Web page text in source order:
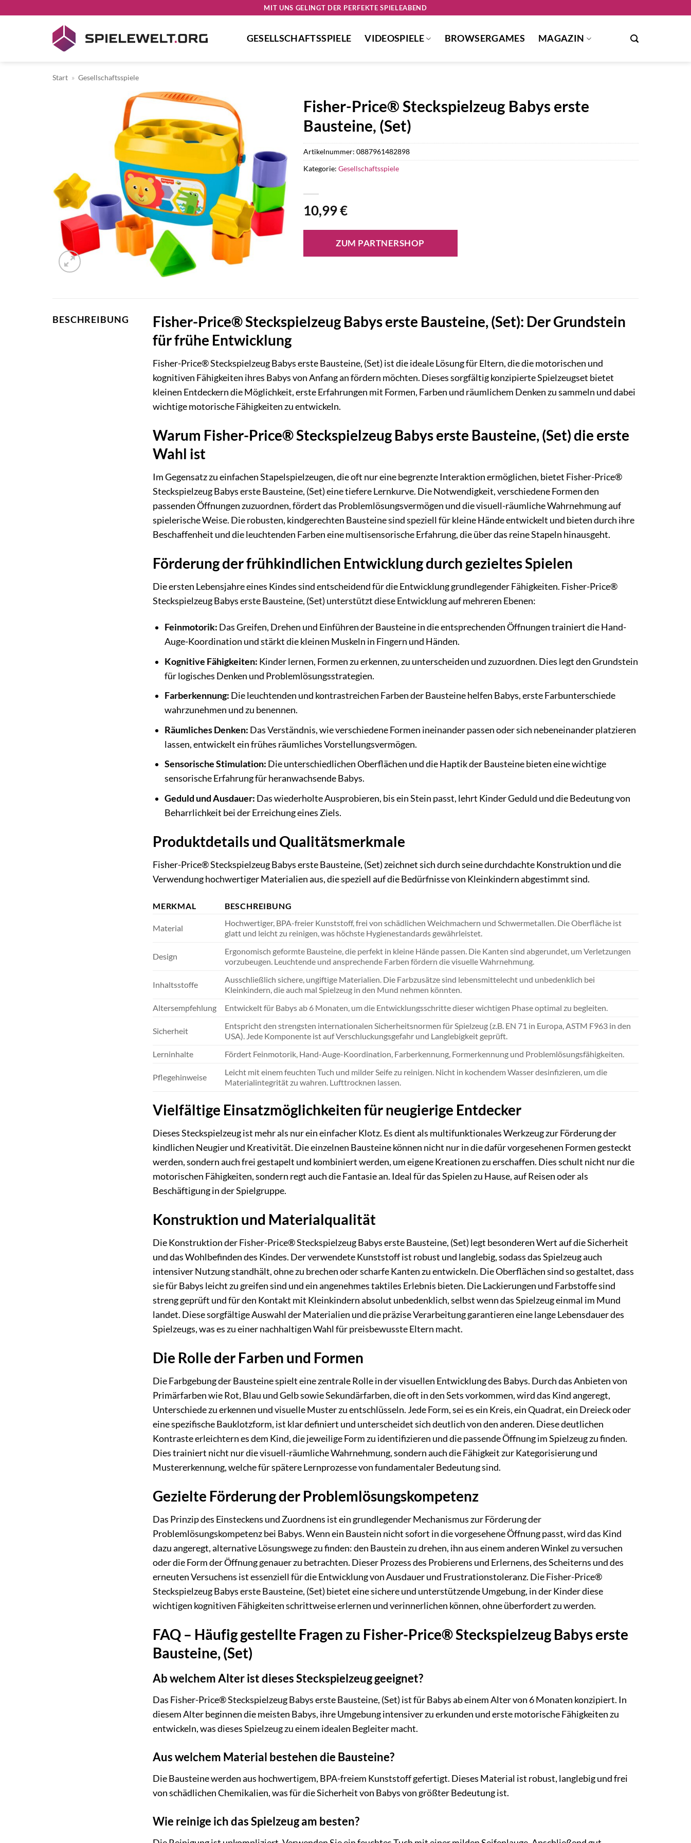
MIT UNS GELINGT DER PERFEKTE SPIELEABEND
GESELLSCHAFTSSPIELE VIDEOSPIELE BROWSERGAMES MAGAZIN
Start » Gesellschaftsspiele
Fisher-Price® Steckspielzeug Babys erste
Bausteine, (Set)
10,99€
ZUM PARTNERSHOP
Artikelnummer: 0887961482898
Kategorie: Gesellschaftsspiele
BESCHREIBUNG
Fisher-Price® Steckspielzeug Babys erste Bausteine, (Set): Der Grundstein
für frühe Entwicklung
Fisher-Price® Steckspielzeug Babys erste Bausteine, (Set) ist die ideale Lösung für Eltern, die die motorischen und
kognitiven Fähigkeiten ihres Babys von Anfang an fördern möchten. Dieses sorgfältig konzipierte Spielzeugset bietet
kleinen Entdeckern die Möglichkeit, erste Erfahrungen mit Formen, Farben und räumlichem Denken zu sammeln und dabei
wichtige motorische Fähigkeiten zu entwickeln.
Warum Fisher-Price® Steckspielzeug Babys erste Bausteine, (Set) die erste
Wahl ist
Im Gegensatz zu einfachen Stapelspielzeugen, die oft nur eine begrenzte Interaktion ermöglichen, bietet Fisher-Price®
Steckspielzeug Babys erste Bausteine, (Set) eine tiefere Lernkurve. Die Notwendigkeit, verschiedene Formen den
passenden Öffnungen zuzuordnen, fördert das Problemlösungsvermögen und die visuell-räumliche Wahrnehmung auf
spielerische Weise. Die robusten, kindgerechten Bausteine sind speziell für kleine Hände entwickelt und bieten durch ihre
Beschaffenheit und die leuchtenden Farben eine multisensorische Erfahrung, die über das reine Stapeln hinausgeht.
Förderung der frühkindlichen Entwicklung durch gezieltes Spielen
Die ersten Lebensjahre eines Kindes sind entscheidend für die Entwicklung grundlegender Fähigkeiten. Fisher-Price®
Steckspielzeug Babys erste Bausteine, (Set) unterstützt diese Entwicklung auf mehreren Ebenen:
Feinmotorik: Das Greifen, Drehen und Einführen der Bausteine in die entsprechenden Öffnungen trainiert die Hand-
Auge-Koordination und stärkt die kleinen Muskeln in Fingern und Händen.
Kognitive Fähigkeiten: Kinder lernen, Formen zu erkennen, zu unterscheiden und zuzuordnen. Dies legt den Grundstein
für logisches Denken und Problemlösungsstrategien.
Farberkennung: Die leuchtenden und kontrastreichen Farben der Bausteine helfen Babys, erste Farbunterschiede
wahrzunehmen und zu benennen.
Räumliches Denken: Das Verständnis, wie verschiedene Formen ineinander passen oder sich nebeneinander platzieren
lassen, entwickelt ein frühes räumliches Vorstellungsvermögen.
Sensorische Stimulation: Die unterschiedlichen Oberflächen und die Haptik der Bausteine bieten eine wichtige
sensorische Erfahrung für heranwachsende Babys.
Geduld und Ausdauer: Das wiederholte Ausprobieren, bis ein Stein passt, lehrt Kinder Geduld und die Bedeutung von
Beharrlichkeit bei der Erreichung eines Ziels.
Produktdetails und Qualitätsmerkmale
Fisher-Price® Steckspielzeug Babys erste Bausteine, (Set) zeichnet sich durch seine durchdachte Konstruktion und die
Verwendung hochwertiger Materialien aus, die speziell auf die Bedürfnisse von Kleinkindern abgestimmt sind.
MERKMAL BESCHREIBUNG
Material
Hochwertiger, BPA-freier Kunststoff, frei von schädlichen Weichmachern und Schwermetallen. Die Oberfläche ist
glatt und leicht zu reinigen, was höchste Hygienestandards gewährleistet.
Design
Ergonomisch geformte Bausteine, die perfekt in kleine Hände passen. Die Kanten sind abgerundet, um Verletzungen
vorzubeugen. Leuchtende und ansprechende Farben fördern die visuelle Wahrnehmung.
Inhaltsstoffe
Ausschließlich sichere, ungiftige Materialien. Die Farbzusätze sind lebensmittelecht und unbedenklich bei
Kleinkindern, die auch mal Spielzeug in den Mund nehmen könnten.
Altersempfehlung
Entwickelt für Babys ab 6 Monaten, um die Entwicklungsschritte dieser wichtigen Phase optimal zu begleiten.
Sicherheit
Entspricht den strengsten internationalen Sicherheitsnormen für Spielzeug (z.B. EN 71 in Europa, ASTM F963 in den
USA). Jede Komponente ist auf Verschluckungsgefahr und Langlebigkeit geprüft.
Lerninhalte
Fördert Feinmotorik, Hand-Auge-Koordination, Farberkennung, Formerkennung und Problemlösungsfähigkeiten.
Pflegehinweise
Leicht mit einem feuchten Tuch und milder Seife zu reinigen. Nicht in kochendem Wasser desinfizieren, um die
Materialintegrität zu wahren. Lufttrocknen lassen.
Vielfältige Einsatzmöglichkeiten für neugierige Entdecker
Dieses Steckspielzeug ist mehr als nur ein einfacher Klotz. Es dient als multifunktionales Werkzeug zur Förderung der
kindlichen Neugier und Kreativität. Die einzelnen Bausteine können nicht nur in die dafür vorgesehenen Formen gesteckt
werden, sondern auch frei gestapelt und kombiniert werden, um eigene Kreationen zu erschaffen. Dies schult nicht nur die
motorischen Fähigkeiten, sondern regt auch die Fantasie an. Ideal für das Spielen zu Hause, auf Reisen oder als
Beschäftigung in der Spielgruppe.
Konstruktion und Materialqualität
Die Konstruktion der Fisher-Price® Steckspielzeug Babys erste Bausteine, (Set) legt besonderen Wert auf die Sicherheit
und das Wohlbefinden des Kindes. Der verwendete Kunststoff ist robust und langlebig, sodass das Spielzeug auch
intensiver Nutzung standhält, ohne zu brechen oder scharfe Kanten zu entwickeln. Die Oberflächen sind so gestaltet, dass
sie für Babys leicht zu greifen sind und ein angenehmes taktiles Erlebnis bieten. Die Lackierungen und Farbstoffe sind
streng geprüft und für den Kontakt mit Kleinkindern absolut unbedenklich, selbst wenn das Spielzeug einmal im Mund
landet. Diese sorgfältige Auswahl der Materialien und die präzise Verarbeitung garantieren eine lange Lebensdauer des
Spielzeugs, was es zu einer nachhaltigen Wahl für preisbewusste Eltern macht.
Die Rolle der Farben und Formen
Die Farbgebung der Bausteine spielt eine zentrale Rolle in der visuellen Entwicklung des Babys. Durch das Anbieten von
Primärfarben wie Rot, Blau und Gelb sowie Sekundärfarben, die oft in den Sets vorkommen, wird das Kind angeregt,
Unterschiede zu erkennen und visuelle Muster zu entschlüsseln. Jede Form, sei es ein Kreis, ein Quadrat, ein Dreieck oder
eine spezifische Bauklotzform, ist klar definiert und unterscheidet sich deutlich von den anderen. Diese deutlichen
Kontraste erleichtern es dem Kind, die jeweilige Form zu identifizieren und die passende Öffnung im Spielzeug zu finden.
Dies trainiert nicht nur die visuell-räumliche Wahrnehmung, sondern auch die Fähigkeit zur Kategorisierung und
Mustererkennung, welche für spätere Lernprozesse von fundamentaler Bedeutung sind.
Gezielte Förderung der Problemlösungskompetenz
Das Prinzip des Einsteckens und Zuordnens ist ein grundlegender Mechanismus zur Förderung der
Problemlösungskompetenz bei Babys. Wenn ein Baustein nicht sofort in die vorgesehene Öffnung passt, wird das Kind
dazu angeregt, alternative Lösungswege zu finden: den Baustein zu drehen, ihn aus einem anderen Winkel zu versuchen
oder die Form der Öffnung genauer zu betrachten. Dieser Prozess des Probierens und Erlernens, des Scheiterns und des
erneuten Versuchens ist essenziell für die Entwicklung von Ausdauer und Frustrationstoleranz. Die Fisher-Price®
Steckspielzeug Babys erste Bausteine, (Set) bietet eine sichere und unterstützende Umgebung, in der Kinder diese
wichtigen kognitiven Fähigkeiten schrittweise erlernen und verinnerlichen können, ohne überfordert zu werden.
FAQ – Häufig gestellte Fragen zu Fisher-Price® Steckspielzeug Babys erste
Bausteine, (Set)
Ab welchem Alter ist dieses Steckspielzeug geeignet?
Das Fisher-Price® Steckspielzeug Babys erste Bausteine, (Set) ist für Babys ab einem Alter von 6 Monaten konzipiert. In
diesem Alter beginnen die meisten Babys, ihre Umgebung intensiver zu erkunden und erste motorische Fähigkeiten zu
entwickeln, was dieses Spielzeug zu einem idealen Begleiter macht.
Aus welchem Material bestehen die Bausteine?
Die Bausteine werden aus hochwertigem, BPA-freiem Kunststoff gefertigt. Dieses Material ist robust, langlebig und frei
von schädlichen Chemikalien, was für die Sicherheit von Babys von größter Bedeutung ist.
Wie reinige ich das Spielzeug am besten?